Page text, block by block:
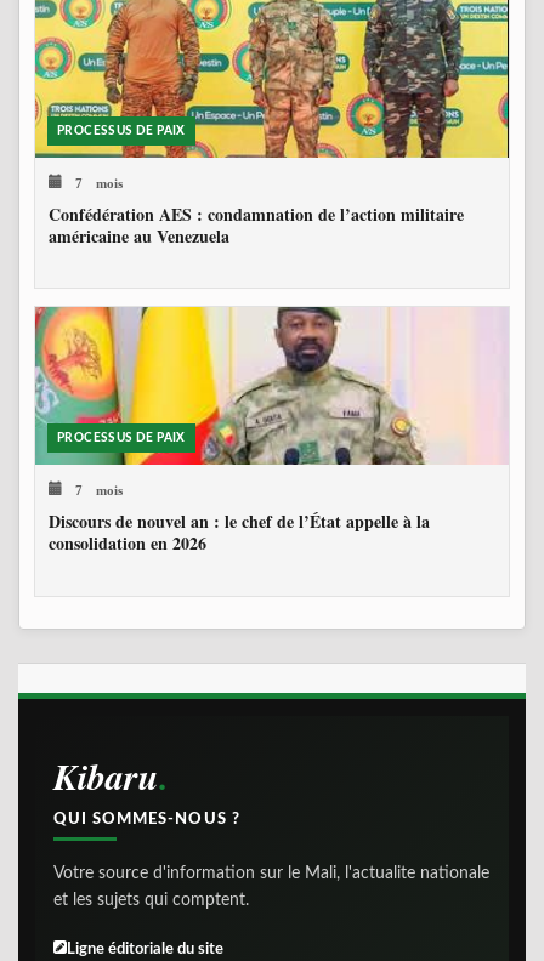
PROCESSUS DE PAIX
7 mois
Confédération AES : condamnation de l’action militaire
américaine au Venezuela
PROCESSUS DE PAIX
7 mois
Discours de nouvel an : le chef de l’État appelle à la
consolidation en 2026
Kibaru
QUI SOMMES-NOUS ?
Votre source d'information sur le Mali, l'actualite nationale
et les sujets qui comptent.
Ligne éditoriale du site